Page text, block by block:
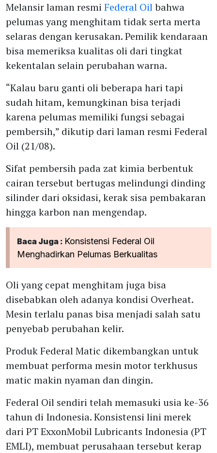
Melansir laman resmi Federal Oilbahwa
pelumas yang menghitam tidak serta merta
selaras dengan kerusakan. Pemilik kendaraan
bisa memeriksa kualitas oli dari tingkat
kekentalan selain perubahan warna.
“Kalau baru ganti oli beberapa hari tapi
sudah hitam, kemungkinan bisa terjadi
karena pelumas memiliki fungsi sebagai
pembersih,” dikutip dari laman resmi Federal
Oil (21/08).
Sifat pembersih pada zat kimia berbentuk
cairan tersebut bertugas melindungi dinding
silinder dari oksidasi, kerak sisa pembakaran
hingga karbon nan mengendap.
Baca Juga : Konsistensi Federal Oil
Menghadirkan Pelumas Berkualitas
Oli yang cepat menghitam juga bisa
disebabkan oleh adanya kondisi Overheat.
Mesin terlalu panas bisa menjadi salah satu
penyebab perubahan kelir.
Produk Federal Matic dikembangkan untuk
membuat performa mesin motor terkhusus
matic makin nyaman dan dingin.
Federal Oil sendiri telah memasuki usia ke-36
tahun di Indonesia. Konsistensi lini merek
dari PT ExxonMobil Lubricants Indonesia (PT
EMLI), membuat perusahaan tersebut kerap